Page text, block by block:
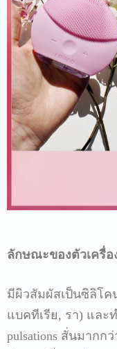
ลักษณะของตัวเครื่อ
มีผิวสัมผัสเป็นซิลิโ
แบคทีเรีย, รา) และ
pulsations สั่นมากกว่